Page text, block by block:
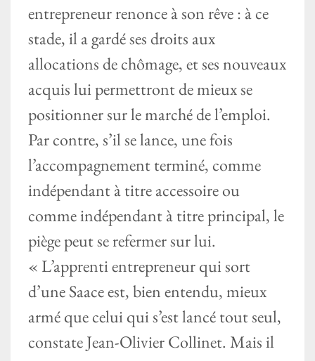
entrepreneur renonce à son rêve : à ce
stade, il a gardé ses droits aux
allocations de chômage, et ses nouveaux
acquis lui permettront de mieux se
positionner sur le marché de l’emploi.
Par contre, s’il se lance, une fois
l’accompagnement terminé, comme
indépendant à titre accessoire ou
comme indépendant à titre principal, le
piège peut se refermer sur lui.
« L’apprenti entrepreneur qui sort
d’une Saace est, bien entendu, mieux
armé que celui qui s’est lancé tout seul,
constate Jean-Olivier Collinet. Mais il